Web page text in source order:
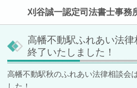
刈谷誠一認定司法書士事務
高幡不動駅ふれあい法律
終了いたしました！
高幡不動駅秋のふれあい法律相談会
した！